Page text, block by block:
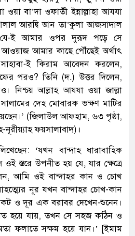
ওয়া বা’দা ওফাতী ইন্নাল্লাহা আযযা
আরদ্বি আন তা’কুলা আজসাদাল
‘যে-ই আমার ওপর দুরূদ পড়ে সে
আমার কাছে পৌঁছেই অর্থাৎ
ই কিরাম আবেদন করলেন,
পরও? তিনি (দ.) উত্তর দিলেন,
নিশ্চয় আল্লাহ আযযা ওয়া জাল্লা
দেহ মোবারক ভক্ষণ মাটির
(জিলাউল আফহাম, ৬৩ পৃষ্ঠা,
নূরীয়্যাহ ফয়সালাবাদ)।
‘যখন বান্দাহ ধারাবাহিক
স্তরে উপনীত হয় যে, যার ক্ষেত্রে
আমি ওই বান্দাহর কান ও চোখ
নূর যখন বান্দাহর চোখ-কান
ও দূর এক বরাবর দেখেন-শুনেন।
হয়ে যায়, তখন সে সহজ কঠিন ও
ফলাতে সক্ষম হয়ে যান।’ [ইমাম